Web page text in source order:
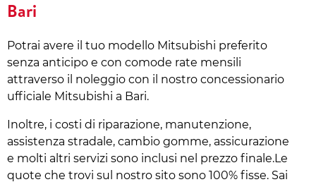
Bari
Potrai avere il tuo modello Mitsubishi preferito
senza anticipo e con comode rate mensili
attraverso il noleggio con il nostro concessionario
ufficiale Mitsubishi a Bari.
Inoltre, i costi di riparazione, manutenzione,
assistenza stradale, cambio gomme, assicurazione
e molti altri servizi sono inclusi nel prezzo finale.Le
quote che trovi sul nostro sito sono 100% fisse. Sai